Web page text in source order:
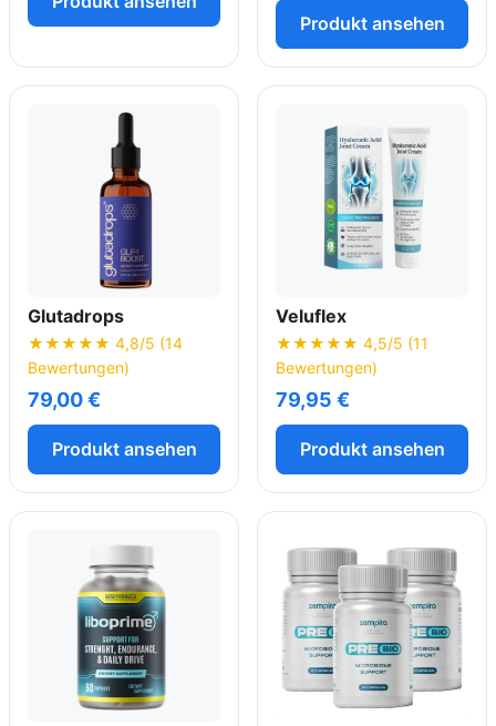
Produkt ansehen
Glutadrops
★★★★★ 4,8/5 (14
Bewertungen)
79,00 €
Produkt ansehen
Veluflex
★★★★★ 4,5/5 (11
Bewertungen)
79,95 €
Produkt ansehen